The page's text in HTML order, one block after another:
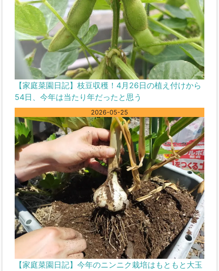
【家庭菜園日記】枝豆収穫！4月26日の植え付けから
54日、今年は当たり年だったと思う
2026-05-25
【家庭菜園日記】今年のニンニク栽培はもともと大玉